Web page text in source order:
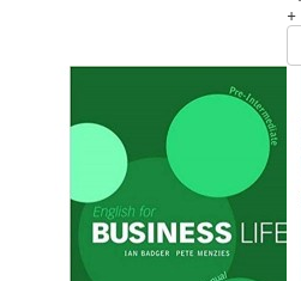
+